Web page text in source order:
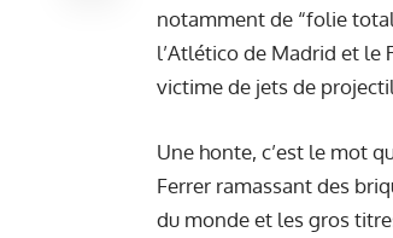
notamment de “folie
l’Atlético de Madrid et le
victime de jets de
Une honte, c’est le mot
Ferrer ramassant des
du monde et les gros